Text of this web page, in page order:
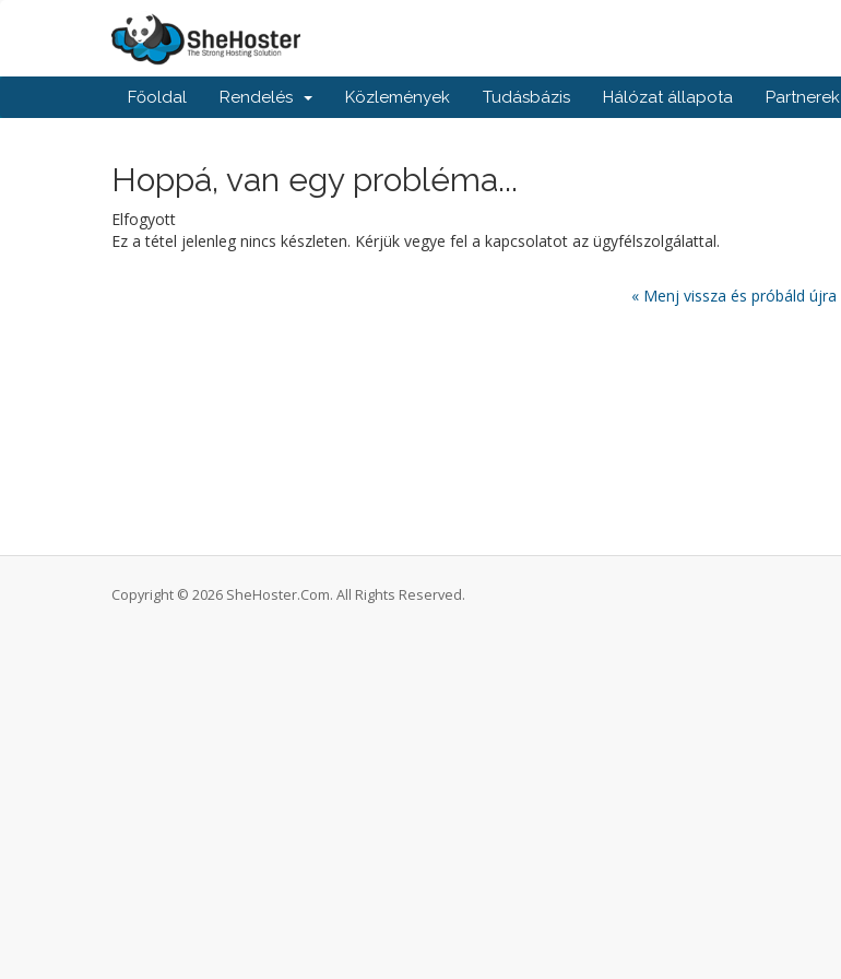
Főoldal Rendelés Közlemények Tudásbázis Hálózat állapota Partnerek
Hoppá, van egy probléma...
Elfogyott
Ez a tétel jelenleg nincs készleten. Kérjük vegye fel a kapcsolatot az ügyfélszolgálattal.
« Menj vissza és próbáld újra
Copyright © 2026 SheHoster.Com. All Rights Reserved.